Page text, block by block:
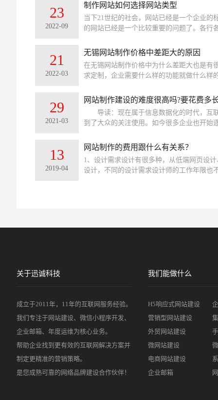
23
2022-09
制作网站如何选择网站类型
当下21世纪的社会，网站已经是一个企业的
的网站已经是一个比较重要的问题了。各行
是营销型网站，是用定制的网站还是用便宜
让企业去选择也是困难的。下面我们就从不
21
2022-03
无锡网站制作价格中差距大的原因
在无锡网站制作价格中为什么差距大也是有
求定制，企业需要什么样的功能就做什么样
大的主要几点原因。
29
2021-03
网站制作建设的难度很高吗?要花费多
导读：现在属于信息数据化的时代，互
到了大众的关注使用。如今很多企业也开始
13
2019-04
网站制作的费用跟什么有关系？
1、设计需求设计有很多种，从低端网页设
设计，不同的设计需求设计师的工作年限也
关于迅诚科技
成立于2011年，11年的互联网服务经验。
我们专注于网站建设、微信小程序开发、
企业邮箱、年度运维为核心业务。
帮助企业找到更有效的互联网解决方案并
制定更精准的营销策略。
是您成熟可靠的网络品牌建设合作伙伴！
我们能做什么
H5响应式网站建设
营销型网站建设
外贸网站建设
微网站建设
电商网站建设
企业邮箱